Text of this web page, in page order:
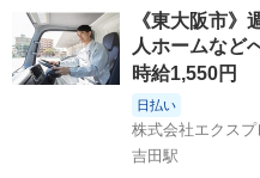
日 などから選べます [勤
大阪 東大阪市 ドライバー
《東大阪市》
人ホームなど
時給1,550円
日払い
株式会社エクス
吉田駅